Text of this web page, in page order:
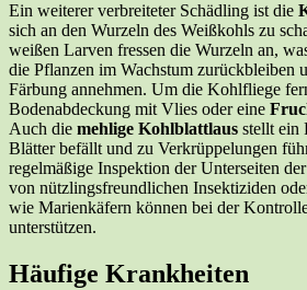
Ein weiterer verbreiteter Schädling ist die
sich an den Wurzeln des Weißkohls zu
weißen Larven fressen die Wurzeln an,
die Pflanzen im Wachstum zurückbleiben
Färbung annehmen. Um die Kohlfliege
Bodenabdeckung mit Vlies oder eine
Auch die mehlige Kohlblattlaus stellt ein
Blätter befällt und zu Verkrüppelungen
regelmäßige Inspektion der Unterseiten
von nützlingsfreundlichen Insektiziden
wie Marienkäfern können bei der
unterstützen.
Häufige Krankheiten